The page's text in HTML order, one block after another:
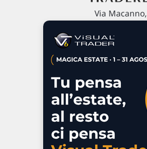
Via
P.IVA 02 452
Commenti e